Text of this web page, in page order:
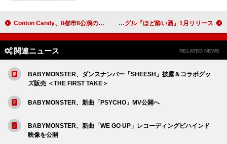
Conton Candy、8都市8公演のワンマンツアー開催決定 氷川きよし、約3年ぶりの演歌シングル『ほど酔い酒』1月リリース
関連ニュース RELATED NEWS
BABYMONSTER、ダンスナンバー「SHEESH」披露＆コラボグッ
ズ販売 ＜THE FIRST TAKE＞
BABYMONSTER、新曲「PSYCHO」MV公開へ
BABYMONSTER、新曲「WE GO UP」レコーディングビハインド
映像を公開